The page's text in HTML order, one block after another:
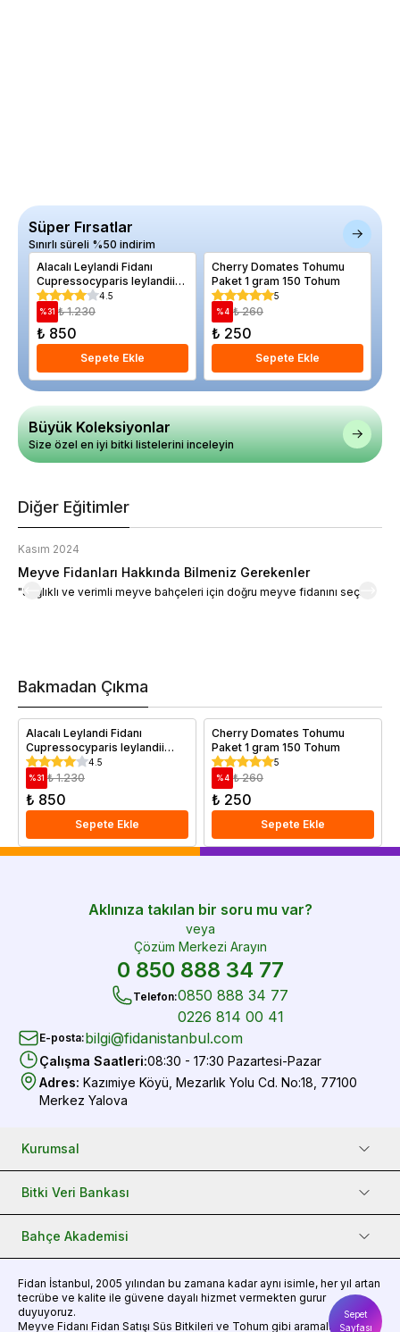
Sepet
Sayfası
Süper Fırsatlar
Sınırlı süreli %50 indirim
Alacalı Leylandi Fidanı
Cupressocyparis leylandii
SİLVER DUST 20 40 cm
Saksıda
4.5
%31 ₺ 1.230
₺ 850
Sepete Ekle
Cherry Domates Tohumu
Paket 1 gram 150 Tohum
5
%4 ₺ 260
₺ 250
Sepete Ekle
Büyük Koleksiyonlar
Size özel en iyi bitki listelerini inceleyin
Diğer Eğitimler
Kasım 2024
Meyve Fidanları Hakkında Bilmeniz Gerekenler
"Sağlıklı ve verimli meyve bahçeleri için doğru meyve fidanını seçin."
Bakmadan Çıkma
Alacalı Leylandi Fidanı
Cupressocyparis leylandii
SİLVER DUST 20 40 cm
Saksıda
4.5
%31 ₺ 1.230
₺ 850
Sepete Ekle
Cherry Domates Tohumu
Paket 1 gram 150 Tohum
5
%4 ₺ 260
₺ 250
Sepete Ekle
Aklınıza takılan bir soru mu var?
veya
Çözüm Merkezi Arayın
0 850 888 34 77
Telefon:0850 888 34 77
0226 814 00 41
E-posta:bilgi@fidanistanbul.com
Çalışma Saatleri:08:30 - 17:30 Pazartesi-Pazar
Adres: Kazımiye Köyü, Mezarlık Yolu Cd. No:18, 77100
Merkez Yalova
Kurumsal
Bitki Veri Bankası
Bahçe Akademisi
Fidan İstanbul, 2005 yılından bu zamana kadar aynı isimle, her yıl artan
tecrübe ve kalite ile güvene dayalı hizmet vermekten gurur
duyuyoruz.
Meyve Fidanı Fidan Satışı Süs Bitkileri ve Tohum gibi aramalarınız için